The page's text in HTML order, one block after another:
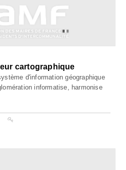
cartographique
d'information géographique
informatise, harmonise